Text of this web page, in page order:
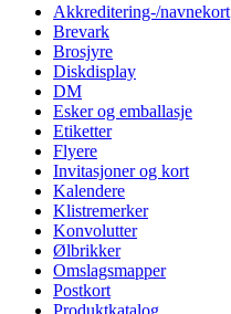
Akkreditering-/navnekort
Brevark
Brosjyre
Diskdisplay
DM
Esker og emballasje
Etiketter
Flyere
Invitasjoner og kort
Kalendere
Klistremerker
Konvolutter
Ølbrikker
Omslagsmapper
Postkort
Produktkatalog